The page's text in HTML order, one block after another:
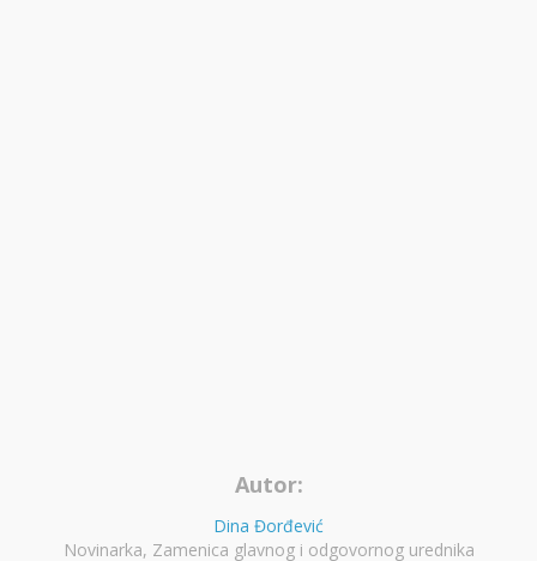
Autor:
Dina Đorđević
Novinarka, Zamenica glavnog i odgovornog urednika